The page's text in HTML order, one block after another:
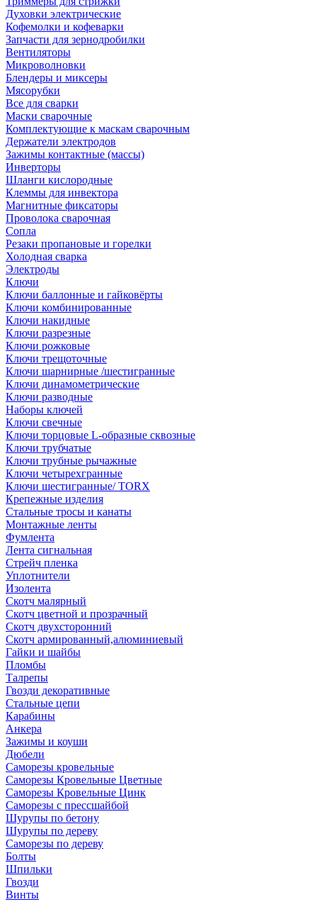
Духовки электрические
Кофемолки и кофеварки
Запчасти для зернодробилки
Вентиляторы
Микроволновки
Блендеры и миксеры
Мясорубки
Все для сварки
Маски сварочные
Комплектующие к маскам сварочным
Держатели электродов
Зажимы контактные (массы)
Инверторы
Шланги кислородные
Клеммы для инвектора
Магнитные фиксаторы
Проволока сварочная
Сопла
Резаки пропановые и горелки
Холодная сварка
Электроды
Ключи
Ключи баллонные и гайковёрты
Ключи комбинированные
Ключи накидные
Ключи разрезные
Ключи рожковые
Ключи трещоточные
Ключи шарнирные /шестигранные
Ключи динамометрические
Ключи разводные
Наборы ключей
Ключи свечные
Ключи торцовые L-образные сквозные
Ключи трубчатые
Ключи трубные рычажные
Ключи четырехгранные
Ключи шестигранные/ TORX
Крепежные изделия
Стальные тросы и канаты
Монтажные ленты
Фумлента
Лента сигнальная
Стрейч пленка
Уплотнители
Изолента
Скотч малярный
Скотч цветной и прозрачный
Скотч двухсторонний
Скотч армированный,алюминиевый
Гайки и шайбы
Пломбы
Талрепы
Гвозди декоративные
Стальные цепи
Карабины
Анкера
Зажимы и коуши
Дюбели
Саморезы кровельные
Саморезы Кровельные Цветные
Саморезы Кровельные Цинк
Саморезы с прессшайбой
Шурупы по бетону
Шурупы по дереву
Саморезы по дереву
Болты
Шпильки
Гвозди
Винты